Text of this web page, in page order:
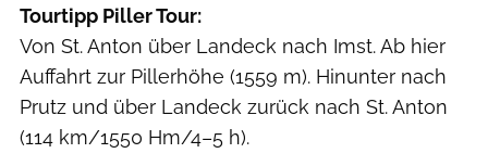
Tourtipp Piller Tour:
Von St. Anton über Landeck nach Imst. Ab hier
Auffahrt zur Pillerhöhe (1559 m). Hinunter nach
Prutz und über Landeck zurück nach St. Anton
(114 km/1550 Hm/4–5 h).